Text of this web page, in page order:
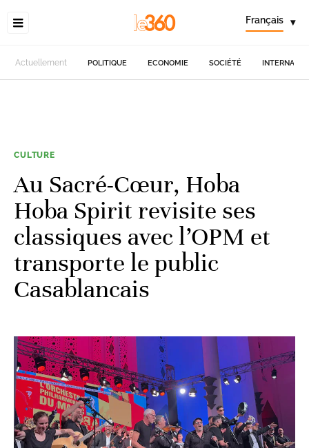
Français ▾
Actuellement POLITIQUE ECONOMIE SOCIÉTÉ
CULTURE
Au Sacré-Cœur, Hoba
Hoba Spirit revisite ses
classiques avec l’OPM et
transporte le public
Casablancais